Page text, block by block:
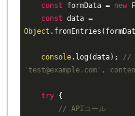
const formData = new
const
data =
Object
console.log(data); //
'test@example.com',
try {
// APIコール